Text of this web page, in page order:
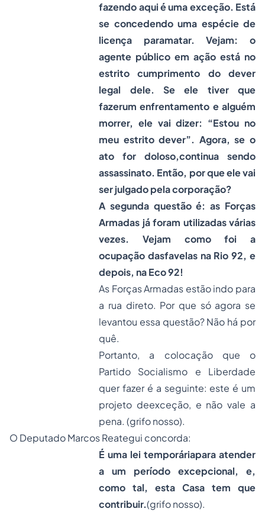
fazendo aqui é uma exceção. Está
se concedendo uma espécie de
licença paramatar. Vejam: o
agente público em ação está no
estrito cumprimento do dever
legal dele. Se ele tiver que
fazerum enfrentamento e alguém
morrer, ele vai dizer: “Estou no
meu estrito dever”. Agora, se o
ato for doloso,continua sendo
assassinato. Então, por que ele vai
ser julgado pela corporação?
A segunda questão é: as Forças
Armadas já foram utilizadas várias
vezes. Vejam como foi a
ocupação dasfavelas na Rio 92, e
depois, na Eco 92!
As Forças Armadas estão indo para
a rua direto. Por que só agora se
levantou essa questão? Não há por
quê.
Portanto, a colocação que o
Partido Socialismo e Liberdade
quer fazer é a seguinte: este é um
projeto deexceção, e não vale a
pena. (grifo nosso).
O Deputado Marcos Reategui concorda:
É uma lei temporáriapara atender
a um período excepcional, e,
como tal, esta Casa tem que
contribuir.(grifo nosso).